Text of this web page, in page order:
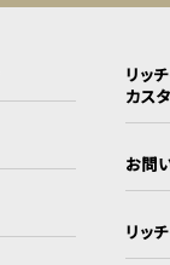
リッ
カス
お問
リッ